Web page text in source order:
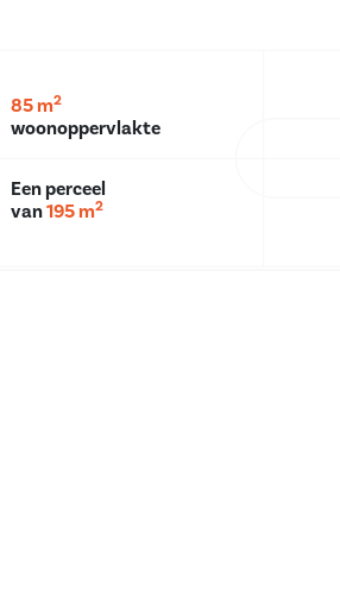
85 m2
woonoppervlakte
Een perceel
van195 m2